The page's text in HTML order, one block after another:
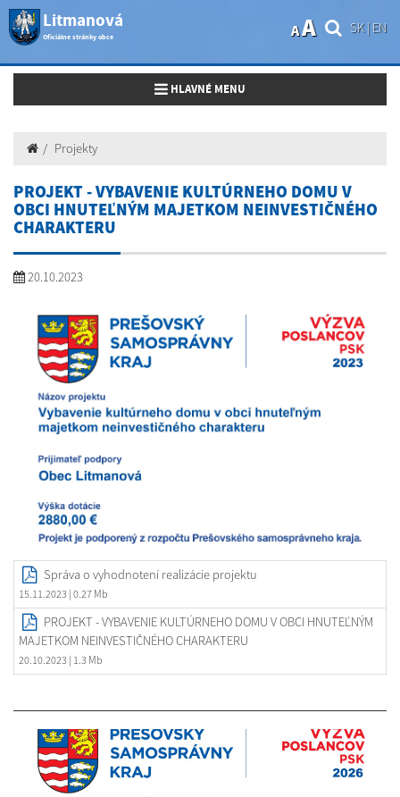
Litmanová
Oficiálne stránky obce
SK| EN
AA
Toggle navigation
HLAVNÉ MENU
Projekty
PROJEKT - VYBAVENIE KULTÚRNEHO DOMU V
OBCI HNUTEĽNÝM MAJETKOM NEINVESTIČNÉHO
CHARAKTERU
20.10.2023
Správa o vyhodnotení realizácie projektu
15.11.2023 | 0.27 Mb
PROJEKT - VYBAVENIE KULTÚRNEHO DOMU V OBCI HNUTEĽNÝM
MAJETKOM NEINVESTIČNÉHO CHARAKTERU
20.10.2023 | 1.3 Mb